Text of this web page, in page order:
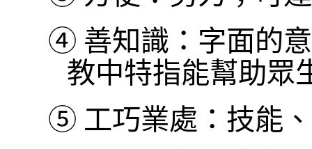
④ 善知識：字面的
教中特指能幫助眾
⑤ 工巧業處：技能